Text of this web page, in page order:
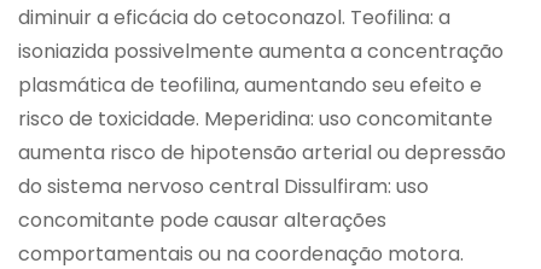
diminuir a eficácia do cetoconazol. Teofilina: a
isoniazida possivelmente aumenta a concentração
plasmática de teofilina, aumentando seu efeito e
risco de toxicidade. Meperidina: uso concomitante
aumenta risco de hipotensão arterial ou depressão
do sistema nervoso central Dissulfiram: uso
concomitante pode causar alterações
comportamentais ou na coordenação motora.